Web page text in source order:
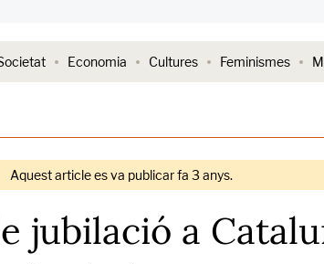
Economia Cultures Feminismes
Aquest article es va publicar fa 3 anys.
jubilació a